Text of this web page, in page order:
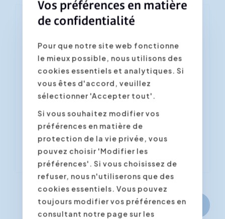
formation "La communication
médiatrice"
Les champs marqués d'un astérisque *
sont obligatoires
Confirmer la date/lieu souhaité(e) *
Continuer
Vos préférences en matière
de confidentialité
Pour que notre site web fonctionne
le mieux possible, nous utilisons des
cookies essentiels et analytiques. Si
vous êtes d'accord, veuillez
sélectionner 'Accepter tout'.
Si vous souhaitez modifier vos
préférences en matière de
protection de la vie privée, vous
pouvez choisir 'Modifier les
préférences'. Si vous choisissez de
refuser, nous n'utiliserons que des
cookies essentiels. Vous pouvez
toujours modifier vos préférences en
consultant notre page sur les